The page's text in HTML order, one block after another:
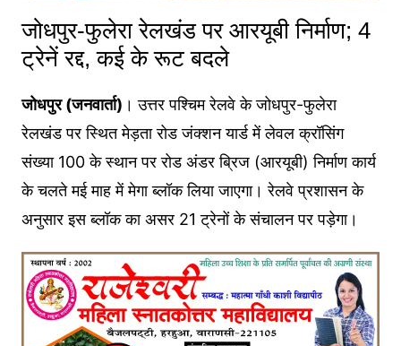
जोधपुर-फुलेरा रेलखंड पर आरयूबी निर्माण; 4
ट्रेनें रद्द, कई के रूट बदले
जोधपुर (जनवार्ता) । उत्तर पश्चिम रेलवे के जोधपुर-फुलेरा
रेलखंड पर स्थित मेड़ता रोड जंक्शन यार्ड में लेवल क्रॉसिंग
संख्या 100 के स्थान पर रोड अंडर ब्रिज (आरयूबी) निर्माण कार्य
के चलते मई माह में मेगा ब्लॉक लिया जाएगा। रेलवे प्रशासन के
अनुसार इस ब्लॉक का असर 21 ट्रेनों के संचालन पर पड़ेगा।